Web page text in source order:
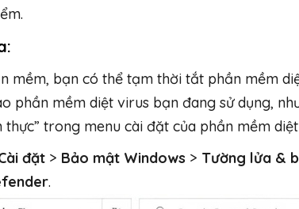
mềm, bạn có thể tạm thời tắt phần mềm
phần mềm diệt virus bạn đang sử dụng,
trong menu cài đặt của phần mềm
đặt > Bảo mật Windows > Tường lửa &
.